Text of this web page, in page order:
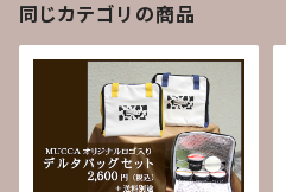
お返し】
同じカテゴリの商品